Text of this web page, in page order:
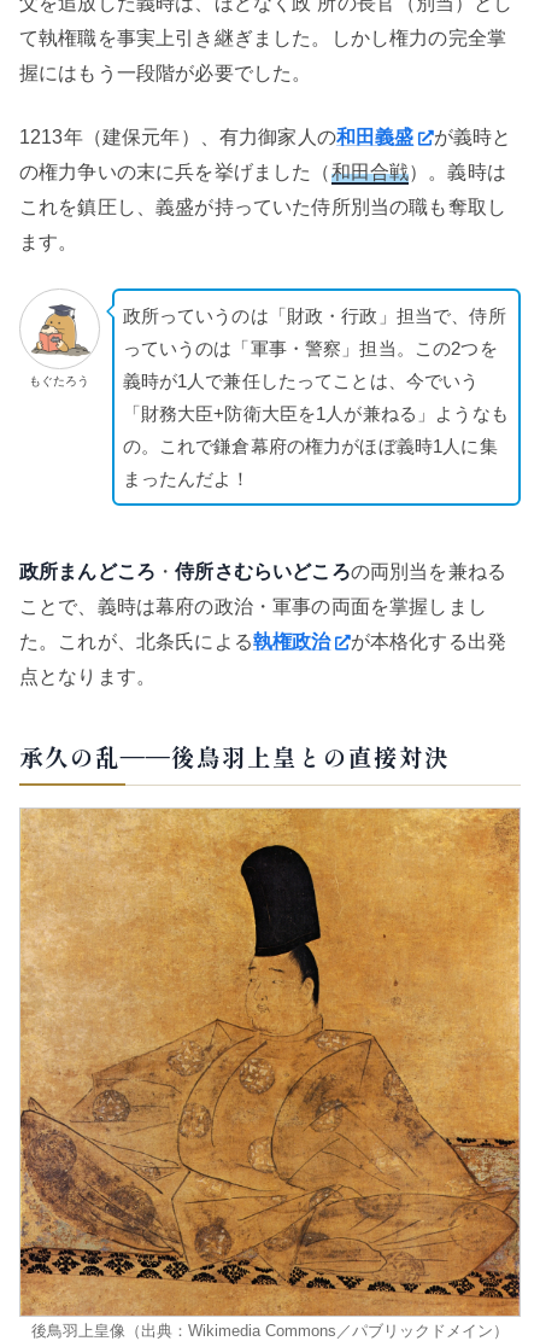
て執権職を事実上引き継ぎました。しかし権力の完全掌
握にはもう一段階が必要でした。
1213年（建保元年）、有力御家人の和田義盛
が義時と
の権力争いの末に兵を挙げました（和田合戦）。義時は
これを鎮圧し、義盛が持っていた侍所別当の職も奪取し
ます。
もぐたろう
政所っていうのは「財政・行政」担当で、侍所
っていうのは「軍事・警察」担当。この2つを
義時が1人で兼任したってことは、今でいう
「財務大臣+防衛大臣を1人が兼ねる」ようなも
の。これで鎌倉幕府の権力がほぼ義時1人に集
まったんだよ！
政所まんどころ ・侍所さむらいどころの両別当を兼ねる
ことで、義時は幕府の政治・軍事の両面を掌握しまし
た。これが、北条氏による執権政治
が本格化する出発
点となります。
承久の乱——後鳥羽上皇との直接対決
後鳥羽上皇像（出典：Wikimedia Commons／パブリックドメイン）